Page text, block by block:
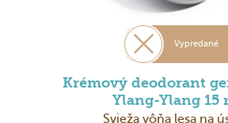
Vypredané
Krémový deodorant
Ylang-Ylang 15
Svieža vôňa lesa na